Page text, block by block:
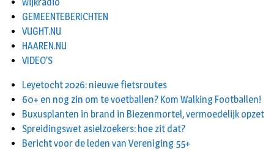
GEMEENTEBERICHTEN
VUGHT.NU
HAAREN.NU
VIDEO’S
Leyetocht 2026: nieuwe fietsroutes
60+ en nog zin om te voetballen? Kom Walking Footballen!
Buxusplanten in brand in Biezenmortel, vermoedelijk opzet
Spreidingswet asielzoekers: hoe zit dat?
Bericht voor de leden van Vereniging 55+